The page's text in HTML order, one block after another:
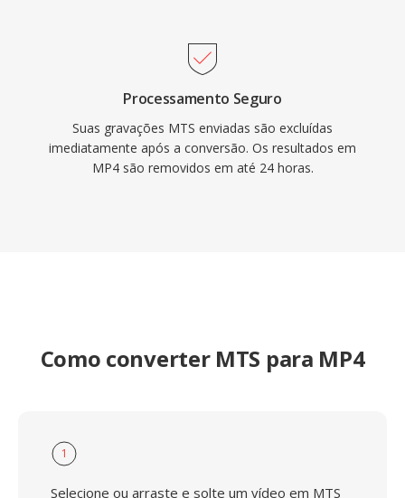
Processamento Seguro
Suas gravações MTS enviadas são excluídas
imediatamente após a conversão. Os resultados em
MP4 são removidos em até 24 horas.
Como converter MTS para MP4
1
Selecione ou arraste e solte um vídeo em MTS